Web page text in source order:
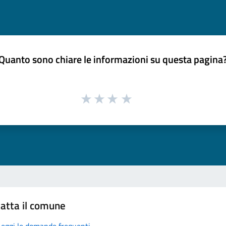
sono chiare le informazioni su questa
il comune